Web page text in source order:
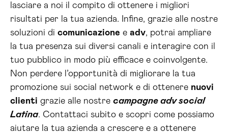
lasciare a noi il compito di ottenere i migliori
risultati per la tua azienda. Infine, grazie alle nostre
soluzioni di comunicazione e adv, potrai ampliare
la tua presenza sui diversi canali e interagire con il
tuo pubblico in modo più efficace e coinvolgente.
Non perdere l’opportunità di migliorare la tua
promozione sui social network e di ottenere nuovi
clienti grazie alle nostre campagne adv social
Latina. Contattaci subito e scopri come possiamo
aiutare la tua azienda a crescere e a ottenere